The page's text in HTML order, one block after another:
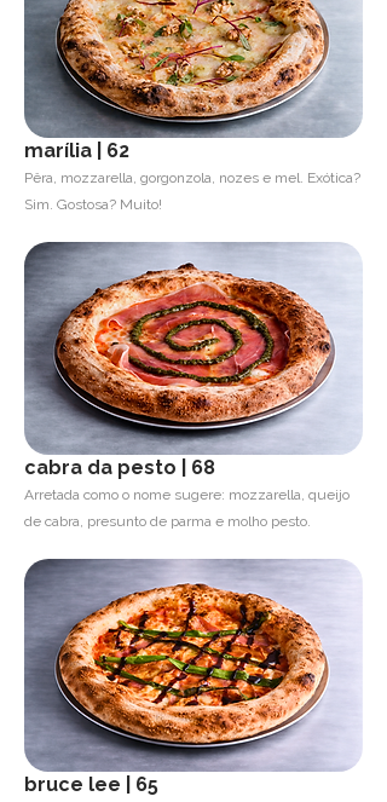
marília | 62
Pêra, mozzarella, gorgonzola, nozes e mel. Exótica?
Sim. Gostosa? Muito!
cabra da pesto | 68
Arretada como o nome sugere: mozzarella, queijo
de cabra, presunto de parma e molho pesto.
bruce lee | 65